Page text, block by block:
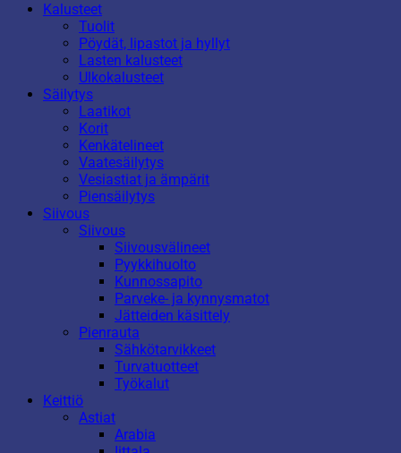
Kalusteet
Tuolit
Pöydät, lipastot ja hyllyt
Lasten kalusteet
Ulkokalusteet
Säilytys
Laatikot
Korit
Kenkätelineet
Vaatesäilytys
Vesiastiat ja ämpärit
Piensäilytys
Siivous
Siivous
Siivousvälineet
Pyykkihuolto
Kunnossapito
Parveke- ja kynnysmatot
Jätteiden käsittely
Pienrauta
Sähkötarvikkeet
Turvatuotteet
Työkalut
Keittiö
Astiat
Arabia